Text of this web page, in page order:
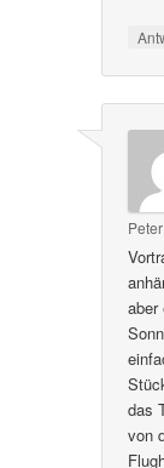
Peter
aber
das
von